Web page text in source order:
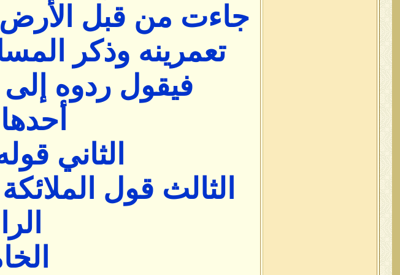
جاءت من قبل
تعمرينه وذكر
فيقول ردوه إلى
الثاني
الثالث قول